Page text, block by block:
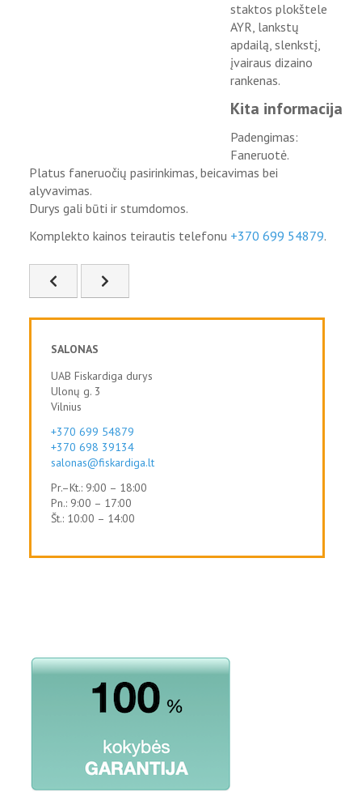
staktos plokštele
AYR, lankstų
apdailą, slenkstį,
įvairaus dizaino
rankenas.
Kita informacija
Padengimas:
Faneruotė.
Platus faneruočių pasirinkimas, beicavimas bei
alyvavimas.
Durys gali būti ir stumdomos.
Komplekto kainos teirautis telefonu +370 699 54879.
Ankstesnis straipsnis: FIS-77
Kitas straipsnis: FIS-79
SALONAS
UAB Fiskardiga durys
Ulonų g. 3
Vilnius
+370 699 54879
+370 698 39134
salonas@fiskardiga.lt
Pr.–Kt.: 9:00 – 18:00
Pn.: 9:00 – 17:00
Št.: 10:00 – 14:00